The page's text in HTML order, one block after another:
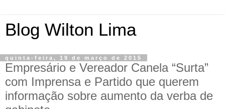
Blog Wilton Lima
quinta-feira, 19 de março de 2015
Empresário e Vereador Canela “Surta”
com Imprensa e Partido que querem
informação sobre aumento da verba de